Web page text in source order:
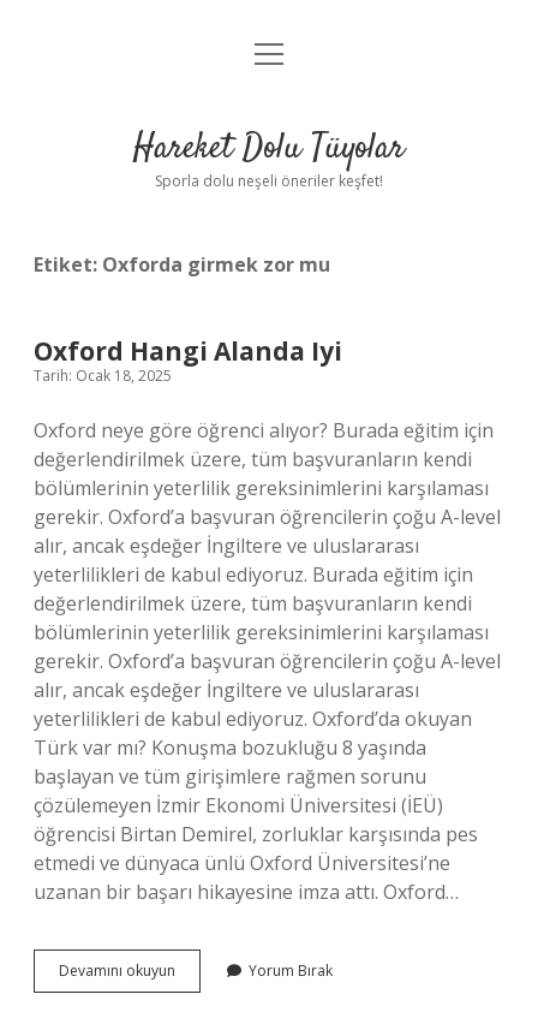
Anasayfa
Yasal Uyarı
menüyü
Hareket Dolu Tüyolar
Sporla dolu neşeli öneriler keşfet!
Etiket: Oxforda girmek zor mu
Oxford Hangi Alanda Iyi
Tarih: Ocak 18, 2025
Oxford neye göre öğrenci alıyor? Burada eğitim için
değerlendirilmek üzere, tüm başvuranların kendi
bölümlerinin yeterlilik gereksinimlerini karşılaması
gerekir. Oxford’a başvuran öğrencilerin çoğu A-level
alır, ancak eşdeğer İngiltere ve uluslararası
yeterlilikleri de kabul ediyoruz. Burada eğitim için
değerlendirilmek üzere, tüm başvuranların kendi
bölümlerinin yeterlilik gereksinimlerini karşılaması
gerekir. Oxford’a başvuran öğrencilerin çoğu A-level
alır, ancak eşdeğer İngiltere ve uluslararası
yeterlilikleri de kabul ediyoruz. Oxford’da okuyan
Türk var mı? Konuşma bozukluğu 8 yaşında
başlayan ve tüm girişimlere rağmen sorunu
çözülemeyen İzmir Ekonomi Üniversitesi (İEÜ)
öğrencisi Birtan Demirel, zorluklar karşısında pes
etmedi ve dünyaca ünlü Oxford Üniversitesi’ne
uzanan bir başarı hikayesine imza attı. Oxford…
Devamını okuyun
Hangi
Yorum Bırak